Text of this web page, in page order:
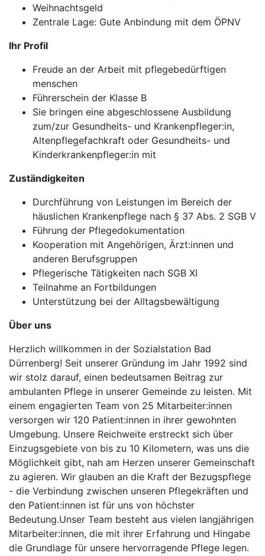
Weihnachtsgeld
Zentrale Lage: Gute Anbindung mit dem ÖPNV
Ihr Profil
Freude an der Arbeit mit pflegebedürftigen
menschen
Führerschein der Klasse B
Sie bringen eine abgeschlossene Ausbildung
zum/zur Gesundheits- und Krankenpfleger:in,
Altenpflegefachkraft oder Gesundheits- und
Kinderkrankenpfleger:in mit
Zuständigkeiten
Durchführung von Leistungen im Bereich der
häuslichen Krankenpflege nach § 37 Abs. 2 SGB V
Führung der Pflegedokumentation
Kooperation mit Angehörigen, Ärzt:innen und
anderen Berufsgruppen
Pflegerische Tätigkeiten nach SGB XI
Teilnahme an Fortbildungen
Unterstützung bei der Alltagsbewältigung
Über uns
Herzlich willkommen in der Sozialstation Bad
Dürrenberg! Seit unserer Gründung im Jahr 1992 sind
wir stolz darauf, einen bedeutsamen Beitrag zur
ambulanten Pflege in unserer Gemeinde zu leisten. Mit
einem engagierten Team von 25 Mitarbeiter:innen
versorgen wir 120 Patient:innen in ihrer gewohnten
Umgebung. Unsere Reichweite erstreckt sich über
Einzugsgebiete von bis zu 10 Kilometern, was uns die
Möglichkeit gibt, nah am Herzen unserer Gemeinschaft
zu agieren. Wir glauben an die Kraft der Bezugspflege
- die Verbindung zwischen unseren Pflegekräften und
den Patient:innen ist für uns von höchster
Bedeutung.Unser Team besteht aus vielen langjährigen
Mitarbeiter:innen, die mit ihrer Erfahrung und Hingabe
die Grundlage für unsere hervorragende Pflege legen.